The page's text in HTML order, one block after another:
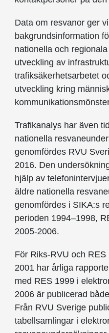
Data om resvanor ger
bakgrundsinformation
nationella och
utveckling av
trafiksäkerhetsarbetet
utveckling kring
Trafikanalys har även
nationella
genomfördes RVU
2016. Den
hjälp av
äldre nationella
genomfördes i SIKA:s
perioden 1994–1998,
2005-2006.
För Riks-RVU och
2001 har årliga
med RES 1999 i
2006 är publicerad
Från RVU Sverige
tabellsamlingar i